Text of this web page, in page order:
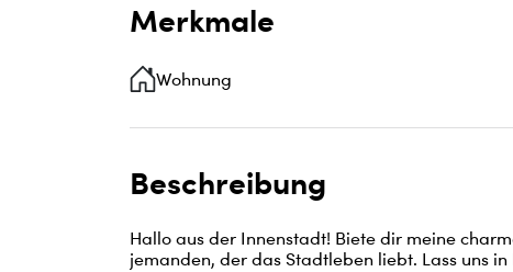
Merkmale
Wohnung
Beschreibung
Hallo aus der Innenstadt! Biete dir meine
jemanden, der das Stadtleben liebt. Lass uns